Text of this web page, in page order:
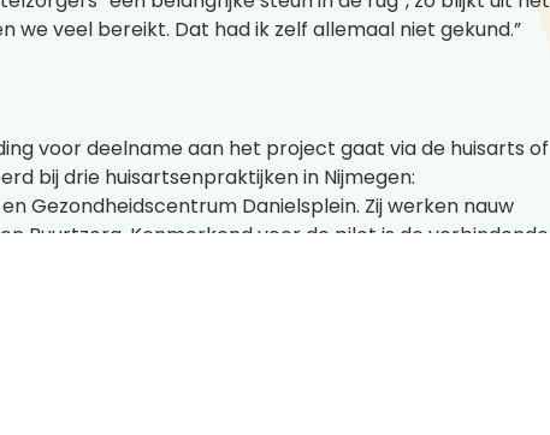
veel bereikt. Dat had ik zelf allemaal niet gekund.”
voor deelname aan het project gaat via de huisarts of
bij drie huisartsenpraktijken in Nijmegen:
Gezondheidscentrum Danielsplein. Zij werken nauw
Buurtzorg. Kenmerkend voor de pilot is de verbindende